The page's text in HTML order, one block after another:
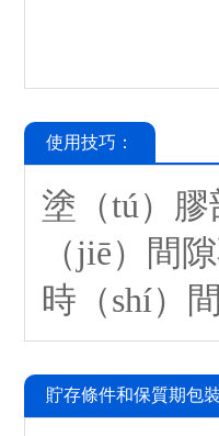
使用技巧：
塗（tú）
（jiē）間
時（shí）
貯存條件和保質期包